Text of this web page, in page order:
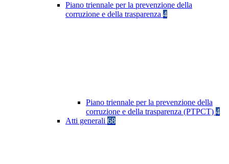
Piano triennale per la prevenzione della
corruzione e della trasparenza 4
Piano triennale per la prevenzione della
corruzione e della trasparenza (PTPCT) 4
Atti generali 68